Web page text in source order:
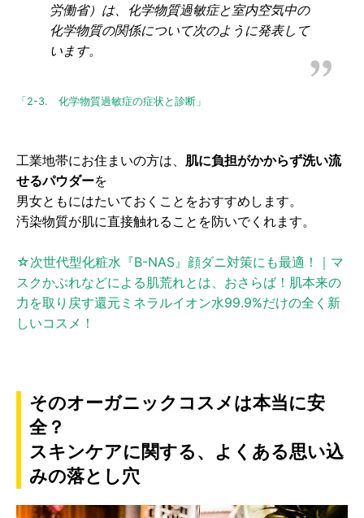
労働省）は、化学物質過敏症と室内空気中の
化学物質の関係について次のように発表して
います。
「2-3. 化学物質過敏症の症状と診断」
工業地帯にお住まいの方は、 肌に負担がかからず洗い流
せるパウダーを
男女ともにはたいておくことをおすすめします。
汚染物質が肌に直接触れることを防いでくれます。
☆次世代型化粧水『B-NAS』顔ダニ対策にも最適！｜マ
スクかぶれなどによる肌荒れとは、おさらば！肌本来の
力を取り戻す還元ミネラルイオン水99.9%だけの全く新
しいコスメ！
そのオーガニックコスメは本当に安
全？
スキンケアに関する、よくある思い込
みの落とし穴